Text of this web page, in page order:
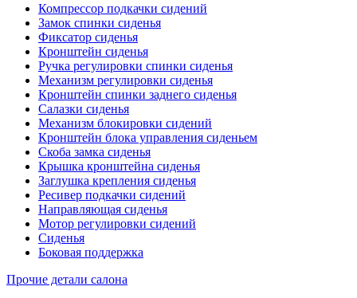
Компрессор подкачки сидений
Замок спинки сиденья
Фиксатор сиденья
Кронштейн сиденья
Ручка регулировки спинки сиденья
Механизм регулировки сиденья
Кронштейн спинки заднего сиденья
Салазки сиденья
Механизм блокировки сидений
Кронштейн блока управления сиденьем
Скоба замка сиденья
Крышка кронштейна сиденья
Заглушка крепления сиденья
Ресивер подкачки сидений
Направляющая сиденья
Мотор регулировки сидений
Сиденья
Боковая поддержка
Прочие детали салона